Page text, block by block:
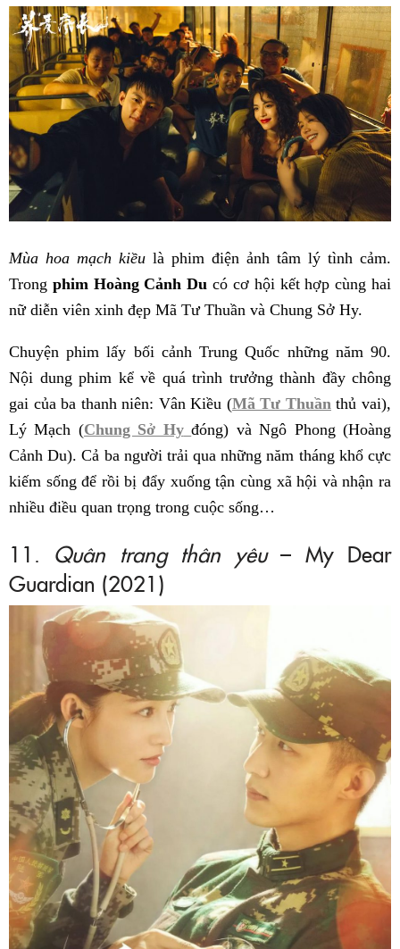
Mùa hoa mạch kiều là phim điện ảnh tâm lý tình cảm.
Trong phim Hoàng Cảnh Du có cơ hội kết hợp cùng hai
nữ diễn viên xinh đẹp Mã Tư Thuần và Chung Sở Hy.
Chuyện phim lấy bối cảnh Trung Quốc những năm 90.
Nội dung phim kể về quá trình trưởng thành đầy chông
gai của ba thanh niên: Vân Kiều (Mã Tư Thuần thủ vai),
Lý Mạch (Chung Sở Hy đóng) và Ngô Phong (Hoàng
Cảnh Du). Cả ba người trải qua những năm tháng khổ cực
kiếm sống để rồi bị đẩy xuống tận cùng xã hội và nhận ra
nhiều điều quan trọng trong cuộc sống…
11. Quân trang thân yêu– My Dear
Guardian (2021)